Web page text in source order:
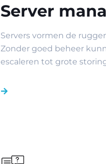
Server
Servers vormen de
Zonder goed beheer
escaleren tot grote